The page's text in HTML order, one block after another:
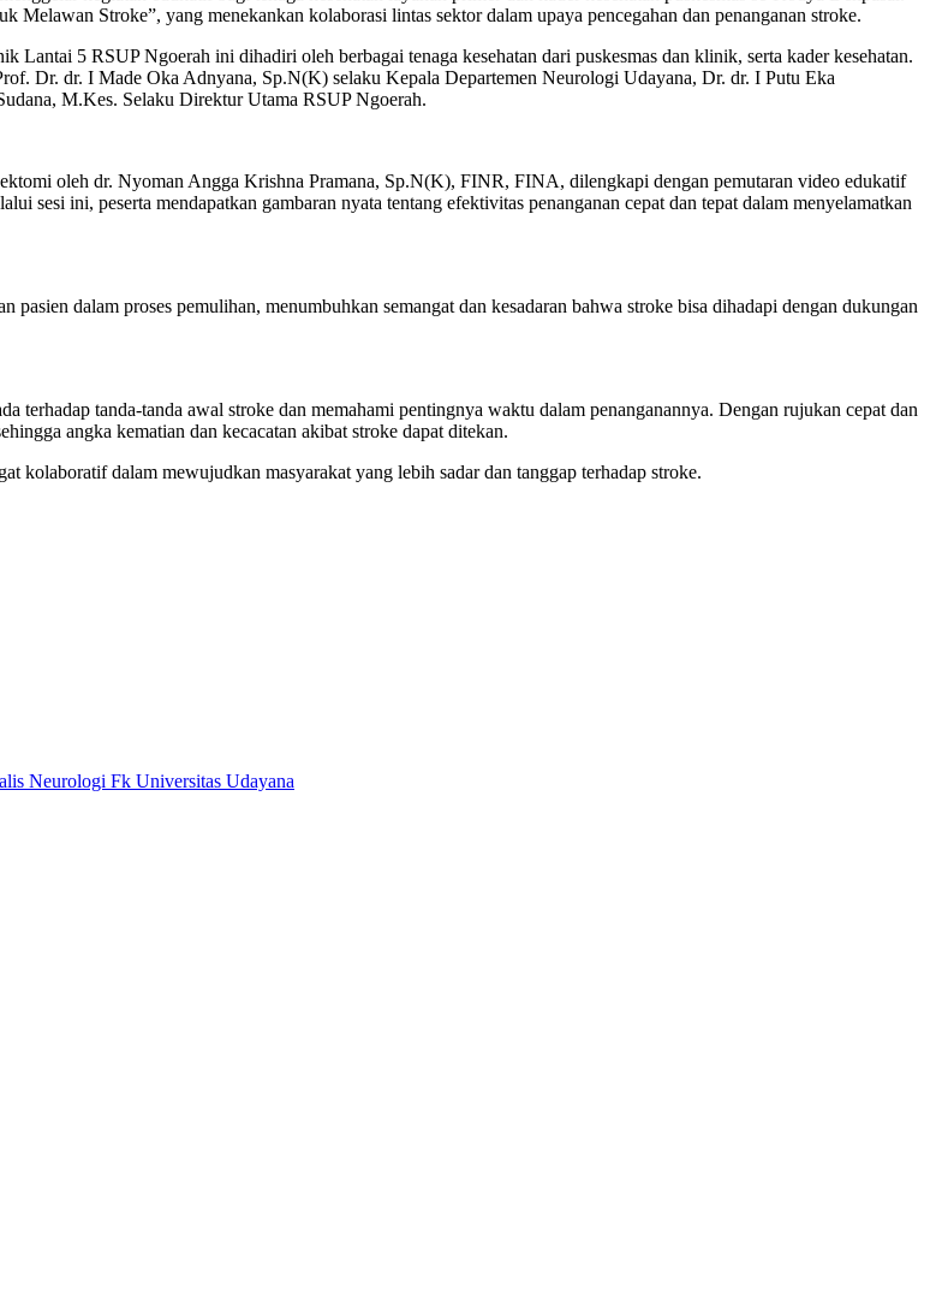
Stroke”, yang menekankan kolaborasi lintas sektor dalam upaya pencegahan dan penanganan stroke.
5 RSUP Ngoerah ini dihadiri oleh berbagai tenaga kesehatan dari puskesmas dan klinik, serta kader kesehatan.
Dr. dr. I Made Oka Adnyana, Sp.N(K) selaku Kepala Departemen Neurologi Udayana, Dr. dr. I Putu Eka
M.Kes. Selaku Direktur Utama RSUP Ngoerah.
oleh dr. Nyoman Angga Krishna Pramana, Sp.N(K), FINR, FINA, dilengkapi dengan pemutaran video edukatif
sesi ini, peserta mendapatkan gambaran nyata tentang efektivitas penanganan cepat dan tepat dalam menyelamatkan
dalam proses pemulihan, menumbuhkan semangat dan kesadaran bahwa stroke bisa dihadapi dengan dukungan
terhadap tanda-tanda awal stroke dan memahami pentingnya waktu dalam penanganannya. Dengan rujukan cepat dan
angka kematian dan kecacatan akibat stroke dapat ditekan.
kolaboratif dalam mewujudkan masyarakat yang lebih sadar dan tanggap terhadap stroke.
Neurologi Fk Universitas Udayana